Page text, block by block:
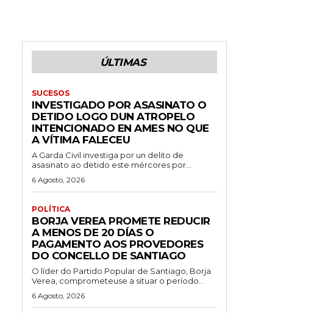
ÚLTIMAS
SUCESOS
INVESTIGADO POR ASASINATO O
DETIDO LOGO DUN ATROPELO
INTENCIONADO EN AMES NO QUE
A VÍTIMA FALECEU
A Garda Civil investiga por un delito de
asasinato ao detido este mércores por...
6 Agosto, 2026
POLÍTICA
BORJA VEREA PROMETE REDUCIR
A MENOS DE 20 DÍAS O
PAGAMENTO AOS PROVEDORES
DO CONCELLO DE SANTIAGO
O líder do Partido Popular de Santiago, Borja
Verea, comprometeuse a situar o período...
6 Agosto, 2026